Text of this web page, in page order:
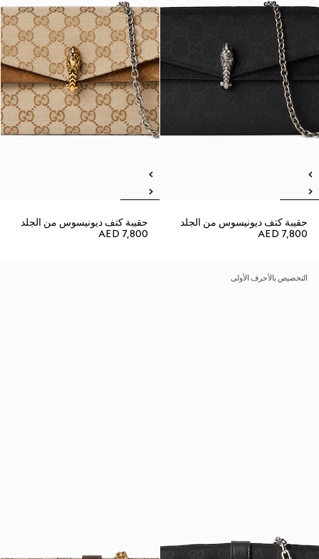
حقيبة كتف ديونيسوس من الجلد
AED 7,800
حقيبة كتف ديونيسوس من الجلد
AED 7,800
التخصيص بالأحرف الأولى